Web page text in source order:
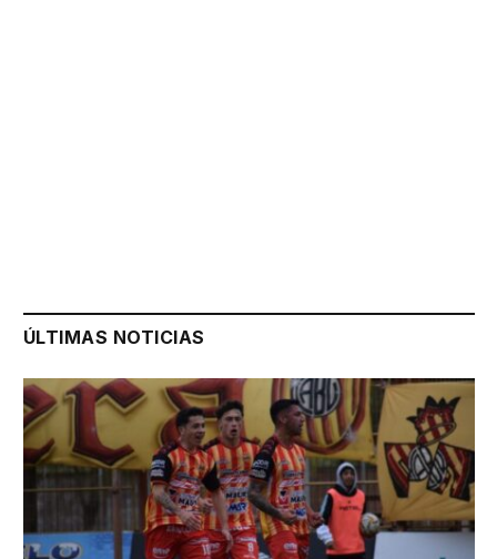
ÚLTIMAS NOTICIAS